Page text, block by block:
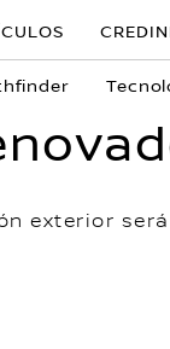
exterior